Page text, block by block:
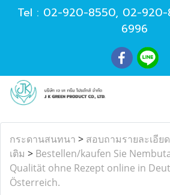
Tel : 02-920-8550, 02-920-
6996
กระดานสนทนา > สอบถามรายละเอีย
เติม > Bestellen/kaufen Sie
Qualität ohne Rezept online in
Österreich.